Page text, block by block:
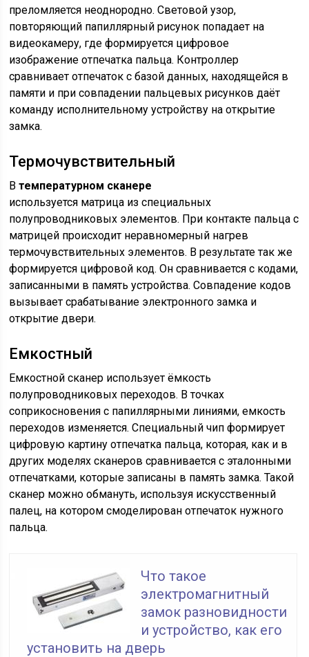
преломляется неоднородно. Световой узор,
повторяющий папиллярный рисунок попадает на
видеокамеру, где формируется цифровое
изображение отпечатка пальца. Контроллер
сравнивает отпечаток с базой данных, находящейся в
памяти и при совпадении пальцевых рисунков даёт
команду исполнительному устройству на открытие
замка.
Термочувствительный
Втемпературном сканере
используется матрица из специальных
полупроводниковых элементов. При контакте пальца с
матрицей происходит неравномерный нагрев
термочувствительных элементов. В результате так же
формируется цифровой код. Он сравнивается с кодами,
записанными в память устройства. Совпадение кодов
вызывает срабатывание электронного замка и
открытие двери.
Емкостный
Емкостной сканер использует ёмкость
полупроводниковых переходов. В точках
соприкосновения с папиллярными линиями, емкость
переходов изменяется. Специальный чип формирует
цифровую картину отпечатка пальца, которая, как и в
других моделях сканеров сравнивается с эталонными
отпечатками, которые записаны в память замка. Такой
сканер можно обмануть, используя искусственный
палец, на котором смоделирован отпечаток нужного
пальца.
Что такое
электромагнитный
замок разновидности
и устройство, как его
установить на дверь